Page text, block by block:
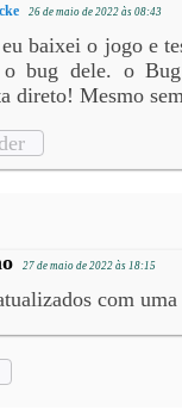
26 de maio de 2022 às 08:43
baixei o jogo e
o bug dele. o
direto! Mesmo
27 de maio de 2022 às 18:15
com